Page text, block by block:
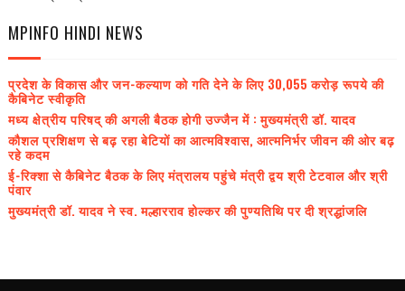
MPINFO HINDI NEWS
प्रदेश के विकास और जन-कल्याण को गति देने के लिए 30,055 करोड़ रूपये की
कैबिनेट स्वीकृति
मध्य क्षेत्रीय परिषद् की अगली बैठक होगी उज्जैन में : मुख्यमंत्री डॉ. यादव
कौशल प्रशिक्षण से बढ़ रहा बेटियों का आत्मविश्वास, आत्मनिर्भर जीवन की ओर बढ़
रहे कदम
ई-रिक्शा से कैबिनेट बैठक के लिए मंत्रालय पहुंचे मंत्री द्वय श्री टेटवाल और श्री
पंवार
मुख्यमंत्री डॉ. यादव ने स्व. मल्हारराव होल्कर की पुण्यतिथि पर दी श्रद्धांजलि